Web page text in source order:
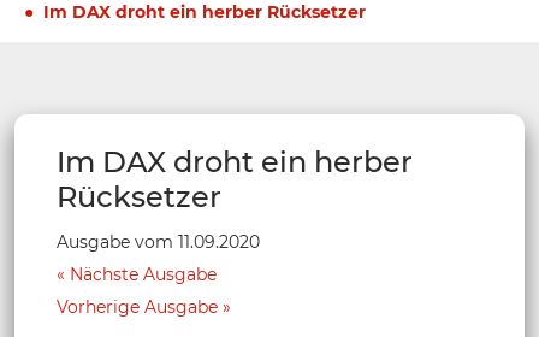
Im DAX droht ein herber Rücksetzer
Im DAX droht ein herber
Rücksetzer
Ausgabe vom 11.09.2020
Nächste Ausgabe
Vorherige Ausgabe